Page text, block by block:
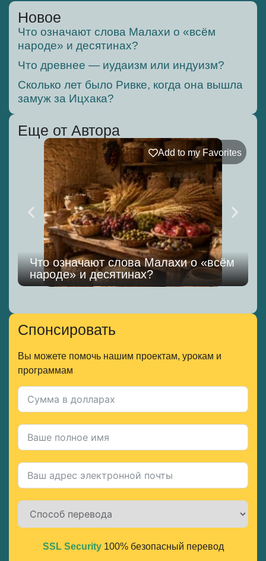
Новое
Что означают слова Малахи о «всём
народе» и десятинах?
Что древнее — иудаизм или индуизм?
Сколько лет было Ривке, когда она вышла
замуж за Ицхака?
Еще от Автора
Add to my Favorites
Что означают слова Малахи о «всём
народе» и десятинах?
Спонсировать
Вы можете помочь нашим проектам, урокам и
программам
Alternative:
SSL Security100% безопасный перевод